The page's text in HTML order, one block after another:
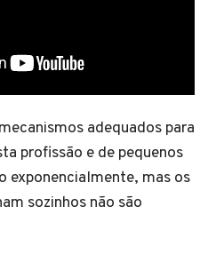
adequados para
profissão e de pequenos
exponencialmente, mas os
sozinhos não são